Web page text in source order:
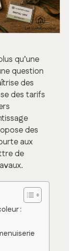
qu’une
question
des
des tarifs
des
aux
de
: